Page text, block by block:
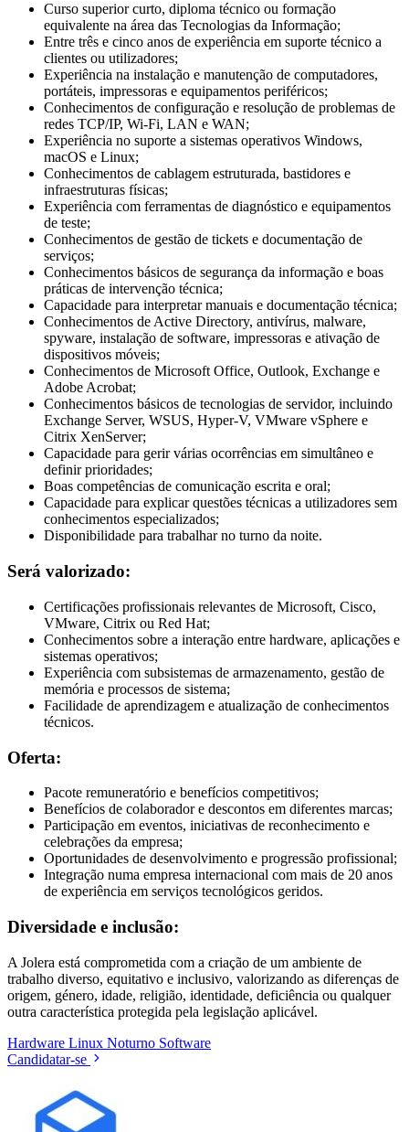
Curso superior curto, diploma técnico ou formação
equivalente na área das Tecnologias da Informação;
Entre três e cinco anos de experiência em suporte técnico a
clientes ou utilizadores;
Experiência na instalação e manutenção de computadores,
portáteis, impressoras e equipamentos periféricos;
Conhecimentos de configuração e resolução de problemas de
redes TCP/IP, Wi-Fi, LAN e WAN;
Experiência no suporte a sistemas operativos Windows,
macOS e Linux;
Conhecimentos de cablagem estruturada, bastidores e
infraestruturas físicas;
Experiência com ferramentas de diagnóstico e equipamentos
de teste;
Conhecimentos de gestão de tickets e documentação de
serviços;
Conhecimentos básicos de segurança da informação e boas
práticas de intervenção técnica;
Capacidade para interpretar manuais e documentação técnica;
Conhecimentos de Active Directory, antivírus, malware,
spyware, instalação de software, impressoras e ativação de
dispositivos móveis;
Conhecimentos de Microsoft Office, Outlook, Exchange e
Adobe Acrobat;
Conhecimentos básicos de tecnologias de servidor, incluindo
Exchange Server, WSUS, Hyper-V, VMware vSphere e
Citrix XenServer;
Capacidade para gerir várias ocorrências em simultâneo e
definir prioridades;
Boas competências de comunicação escrita e oral;
Capacidade para explicar questões técnicas a utilizadores sem
conhecimentos especializados;
Disponibilidade para trabalhar no turno da noite.
Será valorizado:
Certificações profissionais relevantes de Microsoft, Cisco,
VMware, Citrix ou Red Hat;
Conhecimentos sobre a interação entre hardware, aplicações e
sistemas operativos;
Experiência com subsistemas de armazenamento, gestão de
memória e processos de sistema;
Facilidade de aprendizagem e atualização de conhecimentos
técnicos.
Oferta:
Pacote remuneratório e benefícios competitivos;
Benefícios de colaborador e descontos em diferentes marcas;
Participação em eventos, iniciativas de reconhecimento e
celebrações da empresa;
Oportunidades de desenvolvimento e progressão profissional;
Integração numa empresa internacional com mais de 20 anos
de experiência em serviços tecnológicos geridos.
Diversidade e inclusão:
A Jolera está comprometida com a criação de um ambiente de
trabalho diverso, equitativo e inclusivo, valorizando as diferenças de
origem, género, idade, religião, identidade, deficiência ou qualquer
outra característica protegida pela legislação aplicável.
Hardware Linux Noturno Software
Candidatar-se